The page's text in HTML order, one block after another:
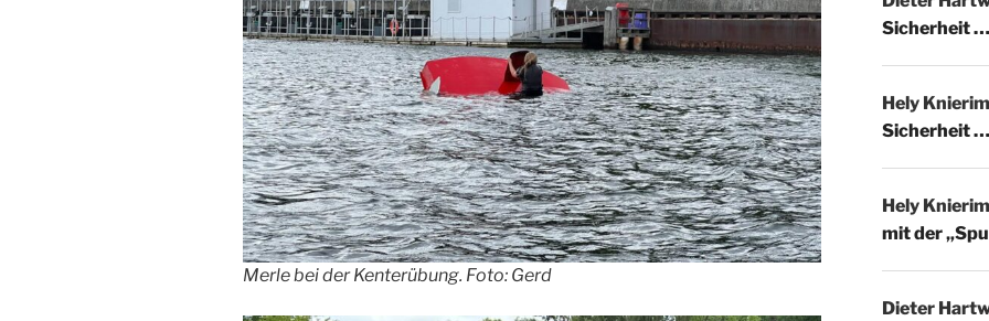
Merle bei der Kenterübung. Foto: Gerd
Sicherheit
Hely Knierim
Sicherheit
Hely Knierim
mit der
Dieter